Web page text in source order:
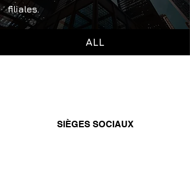
filiales.
ALL
SIÈGES SOCIAUX